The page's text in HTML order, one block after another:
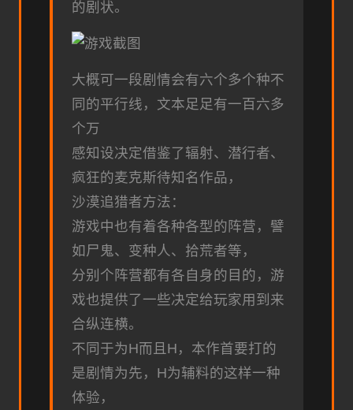
的剧状。
大概可一段剧情会有六个多个种不
同的平行线，文本足足有一百六多
个万
感知设决定借鉴了辐射、潜行者、
疯狂的麦克斯待知名作品，
沙漠追猎者方法：
游戏中也有着各种各型的阵营，譬
如尸鬼、变种人、拾荒者等，
分别个阵营都有各自身的目的，游
戏也提供了一些决定给玩家用到来
合纵连横。
不同于为H而且H，本作首要打的
是剧情为先，H为辅料的这样一种
体验，